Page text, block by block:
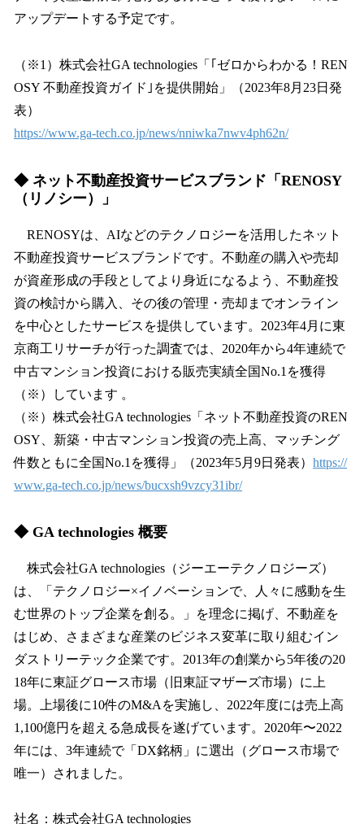
アップデートする予定です。
（※1）株式会社GA technologies「｢ゼロからわかる！REN
OSY 不動産投資ガイド｣を提供開始」（2023年8月23日発
表）
https://www.ga-tech.co.jp/news/nniwka7nwv4ph62n/
◆ ネット不動産投資サービスブランド「RENOSY
（リノシー）」
RENOSYは、AIなどのテクノロジーを活用したネット
不動産投資サービスブランドです。不動産の購入や売却
が資産形成の手段としてより身近になるよう、不動産投
資の検討から購入、その後の管理・売却までオンライン
を中心としたサービスを提供しています。2023年4月に東
京商工リサーチが行った調査では、2020年から4年連続で
中古マンション投資における販売実績全国No.1を獲得
（※）しています 。
（※）株式会社GA technologies「ネット不動産投資のREN
OSY、新築・中古マンション投資の売上高、マッチング
件数ともに全国No.1を獲得」（2023年5⽉9⽇発表） https://
www.ga-tech.co.jp/news/bucxsh9vzcy31ibr/
◆ GA technologies 概要
株式会社GA technologies（ジーエーテクノロジーズ）
は、「テクノロジー×イノベーションで、人々に感動を生
む世界のトップ企業を創る。」を理念に掲げ、不動産を
はじめ、さまざまな産業のビジネス変革に取り組むイン
ダストリーテック企業です。2013年の創業から5年後の20
18年に東証グロース市場（旧東証マザーズ市場）に上
場。上場後に10件のM&Aを実施し、2022年度には売上高
1,100億円を超える急成長を遂げています。2020年〜2022
年には、3年連続で「DX銘柄」に選出（グロース市場で
唯一）されました。
社名：株式会社GA technologies